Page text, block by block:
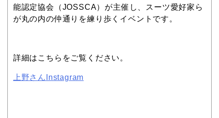
能認定協会（JOSSCA）が主催し、スーツ愛好家ら
が丸の内の仲通りを練り歩くイベントです。
詳細はこちらをご覧ください。
上野さんInstagram